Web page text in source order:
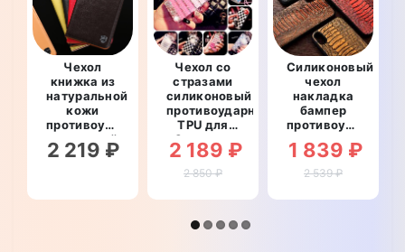
Чехол
книжка из
натуральной
кожи
противоударный
магнитный
для
G970F
2 219 ₽
Чехол со
стразами
силиконовый
противоударный
TPU для
Samsung
S10e
G970F
STAR"
2 189 ₽
2 850 ₽
Силиконовый
чехол
накладка
бампер
противоударный
со
вставкой
из
кожи для
1 839 ₽
2 539 ₽